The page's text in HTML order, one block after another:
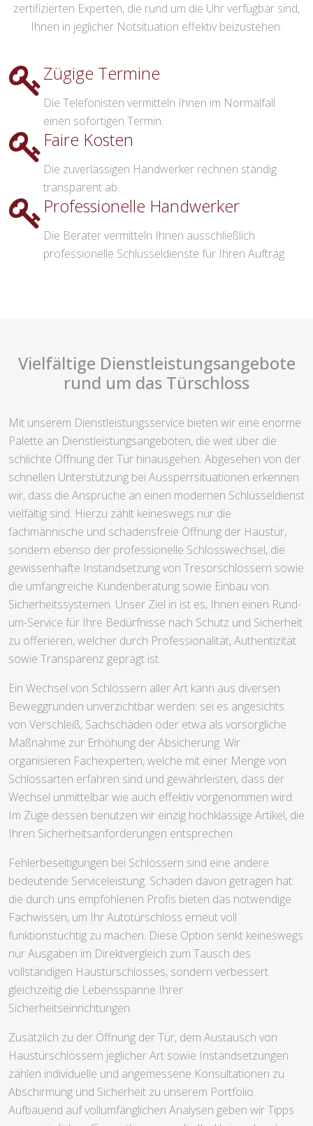
zertifizierten Experten, die rund um die Uhr verfügbar sind,
Ihnen in jeglicher Notsituation effektiv beizustehen.
Zügige Termine
Die Telefonisten vermitteln Ihnen im Normalfall
einen sofortigen Termin.
Faire Kosten
Die zuverlässigen Handwerker rechnen ständig
transparent ab.
Professionelle Handwerker
Die Berater vermitteln Ihnen ausschließlich
professionelle Schlüsseldienste für Ihren Auftrag.
Vielfältige Dienstleistungsangebote
rund um das Türschloss
Mit unserem Dienstleistungsservice bieten wir eine enorme
Palette an Dienstleistungsangeboten, die weit über die
schlichte Öffnung der Tür hinausgehen. Abgesehen von der
schnellen Unterstützung bei Aussperrsituationen erkennen
wir, dass die Ansprüche an einen modernen Schlüsseldienst
vielfältig sind. Hierzu zählt keineswegs nur die
fachmännische und schadensfreie Öffnung der Haustür,
sondern ebenso der professionelle Schlosswechsel, die
gewissenhafte Instandsetzung von Tresorschlössern sowie
die umfangreiche Kundenberatung sowie Einbau von
Sicherheitssystemen. Unser Ziel in ist es, Ihnen einen Rund-
um-Service für Ihre Bedürfnisse nach Schutz und Sicherheit
zu offerieren, welcher durch Professionalität, Authentizität
sowie Transparenz geprägt ist.
Ein Wechsel von Schlössern aller Art kann aus diversen
Beweggründen unverzichtbar werden: sei es angesichts
von Verschleiß, Sachschäden oder etwa als vorsorgliche
Maßnahme zur Erhöhung der Absicherung. Wir
organisieren Fachexperten, welche mit einer Menge von
Schlossarten erfahren sind und gewährleisten, dass der
Wechsel unmittelbar wie auch effektiv vorgenommen wird.
Im Zuge dessen benutzen wir einzig hochklassige Artikel, die
Ihren Sicherheitsanforderungen entsprechen.
Fehlerbeseitigungen bei Schlössern sind eine andere
bedeutende Serviceleistung. Schaden davon getragen hat:
die durch uns empfohlenen Profis bieten das notwendige
Fachwissen, um Ihr Autotürschloss erneut voll
funktionstüchtig zu machen. Diese Option senkt keineswegs
nur Ausgaben im Direktvergleich zum Tausch des
vollständigen Haustürschlosses, sondern verbessert
gleichzeitig die Lebensspanne Ihrer
Sicherheitseinrichtungen.
Zusätzlich zu der Öffnung der Tür, dem Austausch von
Haustürschlössern jeglicher Art sowie Instandsetzungen
zählen individuelle und angemessene Konsultationen zu
Abschirmung und Sicherheit zu unserem Portfolio.
Aufbauend auf vollumfänglichen Analysen geben wir Tipps